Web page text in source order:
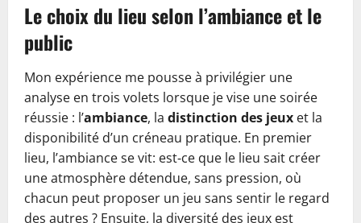
Le choix du lieu selon l’ambiance et le
public
Mon expérience me pousse à privilégier une
analyse en trois volets lorsque je vise une soirée
réussie : l’ambiance, la distinction des jeux et la
disponibilité d’un créneau pratique. En premier
lieu, l’ambiance se vit: est‑ce que le lieu sait créer
une atmosphère détendue, sans pression, où
chacun peut proposer un jeu sans sentir le regard
des autres ? Ensuite, la diversité des jeux est